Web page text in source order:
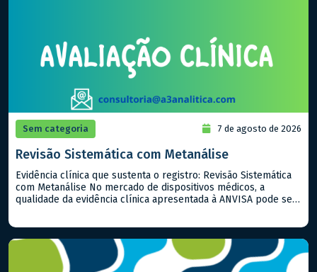
Sem categoria 7 de agosto de 2026
Revisão Sistemática com Metanálise
Evidência clínica que sustenta o registro: Revisão Sistemática
com Metanálise No mercado de dispositivos médicos, a
qualidade da evidência clínica apresentada à ANVISA pode ser
Metanálise é a […]